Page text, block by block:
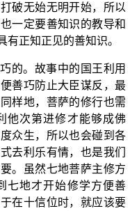
破无始无明开始，所以
一定要善知识的教导和
正知正见的善知识。
的。故事中的国王利用
善巧防止大臣谋反，最
样地，菩萨的修行也需
他次第进修才能够成佛
众生，所以也会碰到各
去利乐有情，也是我们
。虽然七地菩萨主修方
七地才开始修学方便善
在十信位时，就应该要